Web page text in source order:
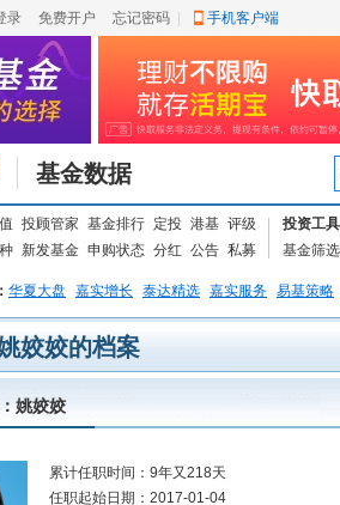
录 免费开户 忘记密码 手机客户端
基金数据
投顾管家 基金排行 定投 港基 评级
新发基金 申购状态 分红 公告 私募
投资工具
基金筛选
华夏大盘 嘉实增长 泰达精选 嘉实服务 易基策略
姣姣的档案
姚姣姣
累计任职时间： 9年又218天
任职起始日期： 2017-01-04